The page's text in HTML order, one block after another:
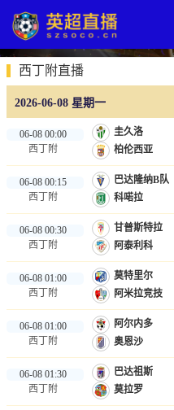
网站首页
英超直播
足球直播
德甲
法甲
西甲
意甲
欧冠杯
篮球直播
西丁附直播
2026-06-08 星期一
06-08 00:00
西丁附
圭久洛
柏伦西亚
06-08 00:15
西丁附
巴达隆纳B队
科喏拉
06-08 00:30
西丁附
甘普斯特拉
阿泰利科
06-08 01:00
西丁附
莫特里尔
阿米拉竞技
06-08 01:00
西丁附
阿尔内多
奥恩沙
06-08 01:30
西丁附
巴达祖斯
莫拉罗